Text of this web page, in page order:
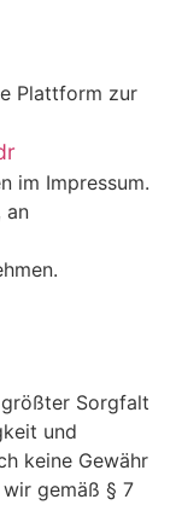
Plattform zur
im Impressum.
an
Sorgfalt
und
keine Gewähr
gemäß § 7